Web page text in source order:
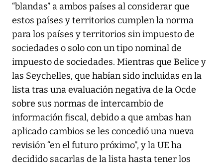
“blandas” a ambos países al considerar que
estos países y territorios cumplen la norma
para los países y territorios sin impuesto de
sociedades o solo con un tipo nominal de
impuesto de sociedades. Mientras que Belice y
las Seychelles, que habían sido incluidas en la
lista tras una evaluación negativa de la Ocde
sobre sus normas de intercambio de
información fiscal, debido a que ambas han
aplicado cambios se les concedió una nueva
revisión “en el futuro próximo”, y la UE ha
decidido sacarlas de la lista hasta tener los